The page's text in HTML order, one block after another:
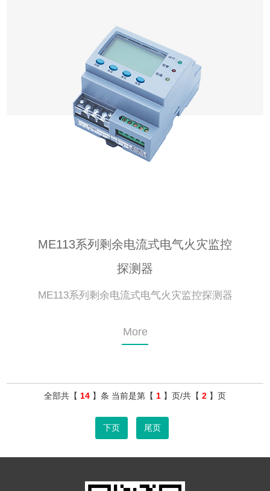
ME113系列剩余电流式电气火灾监控
探测器
ME113系列剩余电流式电气火灾监控探测器
More
全部共【 14 】条 当前是第【 1 】页/共【 2 】页
下页 尾页